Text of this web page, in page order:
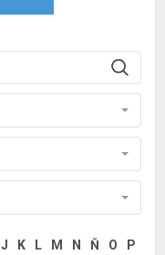
J K L M N Ň O
P